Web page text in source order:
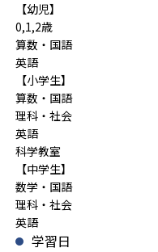
【幼児】
0,1,2歳
算数・国語
英語
【小学生】
算数・国語
理科・社会
英語
科学教室
【中学生】
数学・国語
理科・社会
英語
学習日